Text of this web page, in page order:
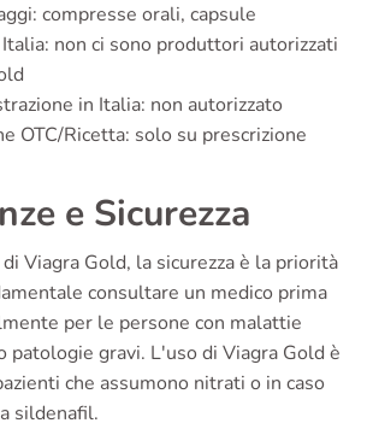
compresse orali, capsule
non ci sono produttori autorizzati
in Italia: non autorizzato
OTC/Ricetta: solo su prescrizione
e Sicurezza
Viagra Gold, la sicurezza è la priorità
consultare un medico prima
per le persone con malattie
patologie gravi. L'uso di Viagra Gold è
che assumono nitrati o in caso
sildenafil.